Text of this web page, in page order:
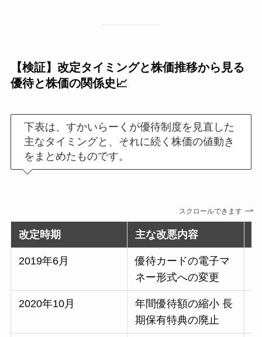
【検証】改定タイミングと株価推移から見る
優待と株価の関係史📈
下表は、すかいらーくが優待制度を見直した
主なタイミングと、それに続く株価の値動き
をまとめたものです。
スクロールできます
改定時期 主な改悪内容
2019年6月
優待カードの電子マ
ネー形式への変更
2020年10月
年間優待額の縮小 長
期保有特典の廃止